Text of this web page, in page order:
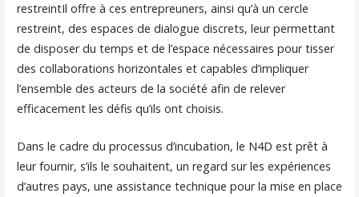
restreintIl offre à ces entrepreuners, ainsi qu’à un cercle
restreint, des espaces de dialogue discrets, leur permettant
de disposer du temps et de l’espace nécessaires pour tisser
des collaborations horizontales et capables d’impliquer
l’ensemble des acteurs de la société afin de relever
efficacement les défis qu’ils ont choisis.
Dans le cadre du processus d’incubation, le N4D est prêt à
leur fournir, s’ils le souhaitent, un regard sur les expériences
d’autres pays, une assistance technique pour la mise en place